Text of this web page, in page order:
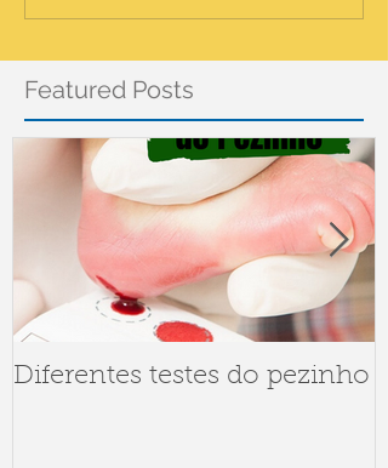
Featured Posts
Diferentes testes do pezinho